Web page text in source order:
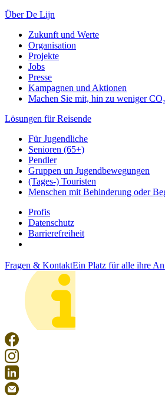
Über De Lijn
Zukunft und Werte
Organisation
Projekte
Jobs
Presse
Kampagnen und Aktionen
Machen Sie mit, hin zu weniger CO₂
Lösungen für Reisende
Für Jugendliche
Senioren (65+)
Pendler
Gruppen un Jugendbewegungen
(Tages-) Touristen
Menschen mit Behinderung oder
Profis
Datenschutz
Barrierefreiheit
Fragen & KontaktEin Platz für alle ihre